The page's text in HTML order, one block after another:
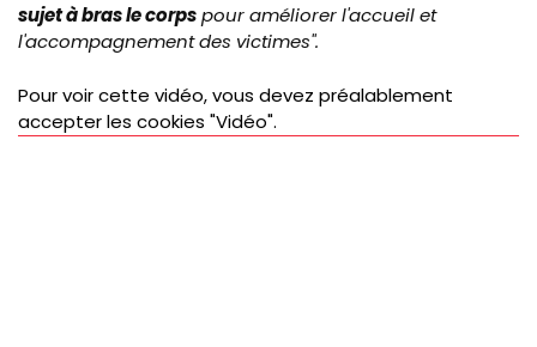
sujet à bras le corpspour améliorer l'accueil et
l'accompagnement des victimes".
Pour voir cette vidéo, vous devez préalablement
accepter les cookies "Vidéo".